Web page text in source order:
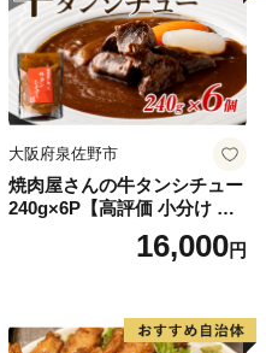
大阪府泉佐野市
焼肉屋さんの牛タンシチュー
240g×6P【高評価 小分け 惣
菜 牛たん 一人暮らし 冷凍】
16,000円